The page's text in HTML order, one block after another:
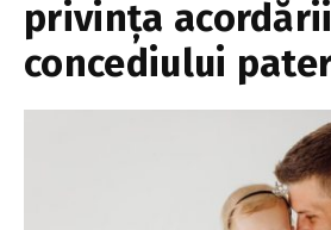
privința acordării
concediului